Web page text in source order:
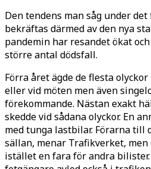
Den tendens man såg under
bekräftas därmed av den nya
pandemin har resandet ökat
större antal dödsfall.
Förra året ägde de flesta
eller vid möten men även
förekommande. Nästan exakt
skedde vid sådana olyckor. En
med tunga lastbilar. Förarna till
sällan, menar Trafikverket,
istället en fara för andra